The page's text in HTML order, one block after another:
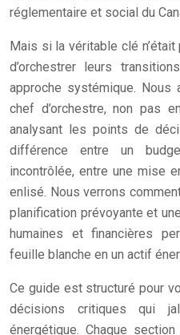
réglementaire et social du
Mais si la véritable clé
d’orchestrer leurs
approche systémique.
chef d’orchestre, non pas
analysant les points de
différence entre un
incontrôlée, entre une mise
enlisé. Nous verrons
planification prévoyante et
humaines et financières
feuille blanche en un actif
Ce guide est structuré pour
décisions critiques qui
énergétique. Chaque